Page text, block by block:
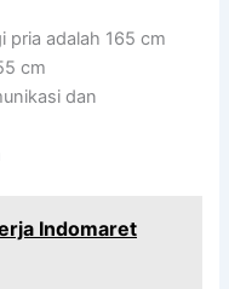
pria adalah 165 cm
cm
dan
Indomaret